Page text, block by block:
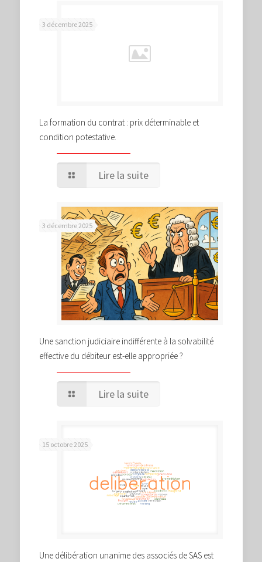
3 décembre 2025
La formation du contrat : prix déterminable et
condition potestative.
Lire la suite
3 décembre 2025
Une sanction judiciaire indifférente à la solvabilité
effective du débiteur est-elle appropriée ?
Lire la suite
15 octobre 2025
Une délibération unanime des associés de SAS est